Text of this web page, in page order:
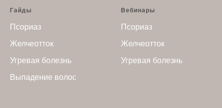
Гайды
Псориаз
Желчеотток
Угревая болезнь
Выпадение волос
Вебинары
Псориаз
Желчеотток
Угревая болезнь